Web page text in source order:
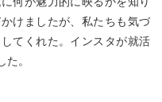
けましたが、私たちも気づ
てくれた。インスタが就活
。